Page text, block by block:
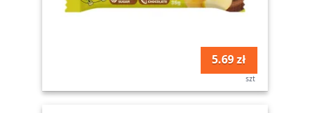
5.69 zł
szt